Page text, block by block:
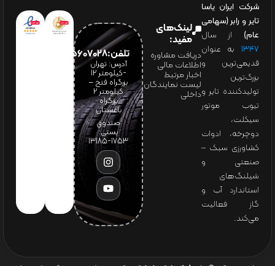
شرکت ایران یاسا
تایر و رابر (سهامی
عام) از سال
۱۳۴۷ به عنوان
قدیمی‌ترین و
بزرگ‌ترین
تولیدکننده تایر و
تیوب موتور
سیکلت،
دوچرخه، ادوات
کشاورزی سبک –
صنعتی و
شیلنگ‌های
استاندارد آب و
گاز فعالیت
می‌کند.
لینک‌های
مفید:
دریافت مشاوره
اطلاعات مالی
اخبار مرتبط
لیست نمایندگان
داخلی
تلفن:65607028(021)
آدرس: تهران
-کیلومتر 12
بزرگراه فتح –
کیلومتر ۲
بزرگراه
باغستان
صندوق
پستی:
1753-13185